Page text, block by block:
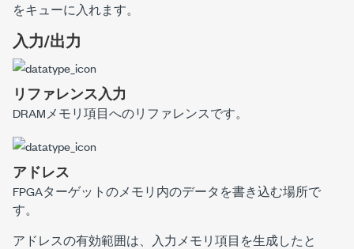
をキューに入れます。
入力/出力
リファレンス入力
DRAMメモリ項目へのリファレンスです。
アドレス
FPGAターゲットのメモリ内のデータを書き込む場所で
す。
アドレスの有効範囲は、入力メモリ項目を生成したと